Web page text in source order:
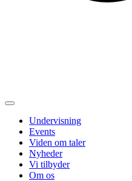
Undervisning
Events
Viden om taler
Nyheder
Vi tilbyder
Om os